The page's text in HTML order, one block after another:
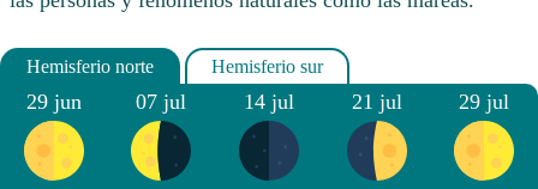
29 jun 07 jul 14 jul 21 jul 29 jul